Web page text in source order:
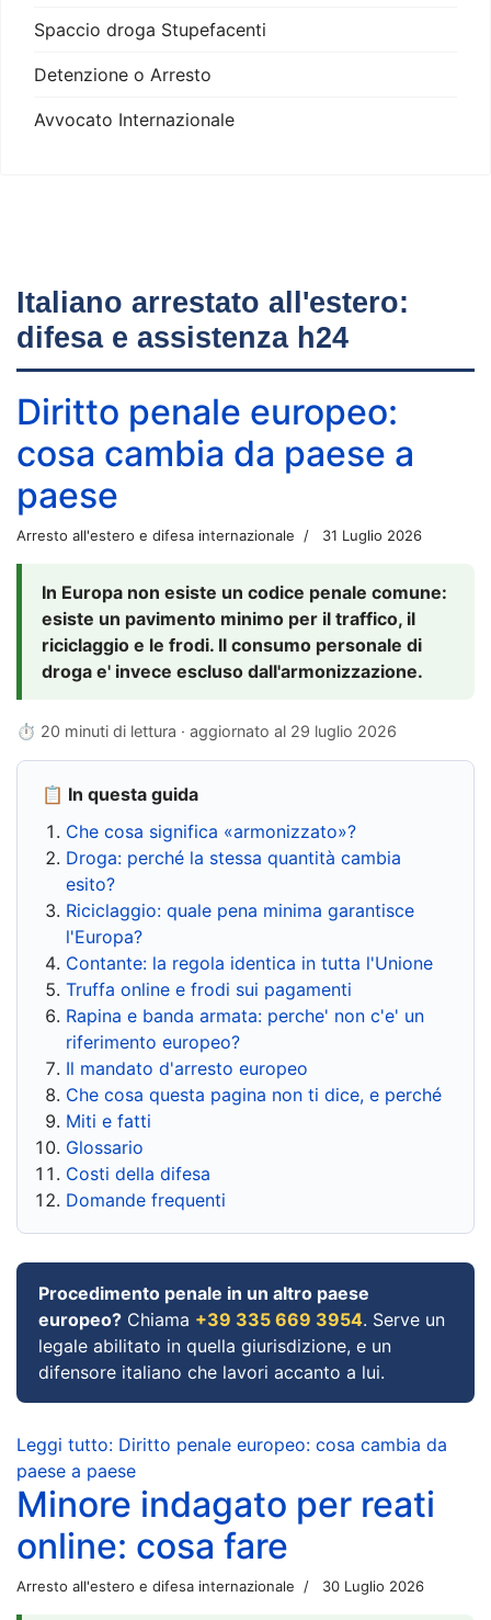
Spaccio droga Stupefacenti
Detenzione o Arresto
Avvocato Internazionale
Italiano arrestato all'estero:
difesa e assistenza h24
Diritto penale europeo:
cosa cambia da paese a
paese
Arresto all'estero e difesa internazionale 31 Luglio 2026
In Europa non esiste un codice penale comune:
esiste un pavimento minimo per il traffico, il
riciclaggio e le frodi. Il consumo personale di
droga e' invece escluso dall'armonizzazione.
⏱ 20 minuti di lettura · aggiornato al 29 luglio 2026
📋 In questa guida
Che cosa significa «armonizzato»?
Droga: perché la stessa quantità cambia
esito?
Riciclaggio: quale pena minima garantisce
l'Europa?
Contante: la regola identica in tutta l'Unione
Truffa online e frodi sui pagamenti
Rapina e banda armata: perche' non c'e' un
riferimento europeo?
Il mandato d'arresto europeo
Che cosa questa pagina non ti dice, e perché
Miti e fatti
Glossario
Costi della difesa
Domande frequenti
Procedimento penale in un altro paese
europeo? Chiama +39 335 669 3954. Serve un
legale abilitato in quella giurisdizione, e un
difensore italiano che lavori accanto a lui.
Leggi tutto: Diritto penale europeo: cosa cambia da
paese a paese
Minore indagato per reati
online: cosa fare
Arresto all'estero e difesa internazionale 30 Luglio 2026